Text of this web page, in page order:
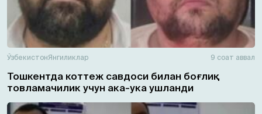
ЎзбекистонЯнгиликлар 9 соат аввал
Тошкентда коттеж савдоси билан боғлиқ
товламачилик учун ака-ука ушланди